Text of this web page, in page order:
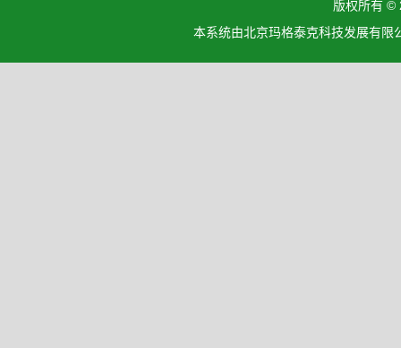
版权所有 ©
本系统由北京玛格泰克科技发展有